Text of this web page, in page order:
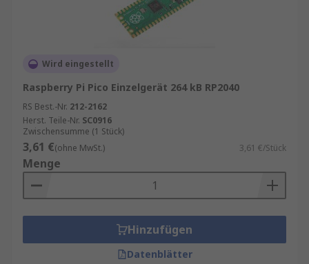
(IoT) erkunden können.
Raspberry Pi-Zubehör
Sobald Sie Ihr Board haben, vergessen Sie nicht,
unser Pi-Zubehör wie Software, Gehäuse,
Kameras und HATs zu prüfen.
Wird eingestellt
Raspberry Pi Pico Einzelgerät 264 kB RP2040
RS Best.-Nr. 212-2162
Herst. Teile-Nr. SC0916
Zwischensumme (1 Stück)
3,61 €(ohne MwSt.) 3,61 €/Stück
Menge
Hinzufügen
Datenblätter